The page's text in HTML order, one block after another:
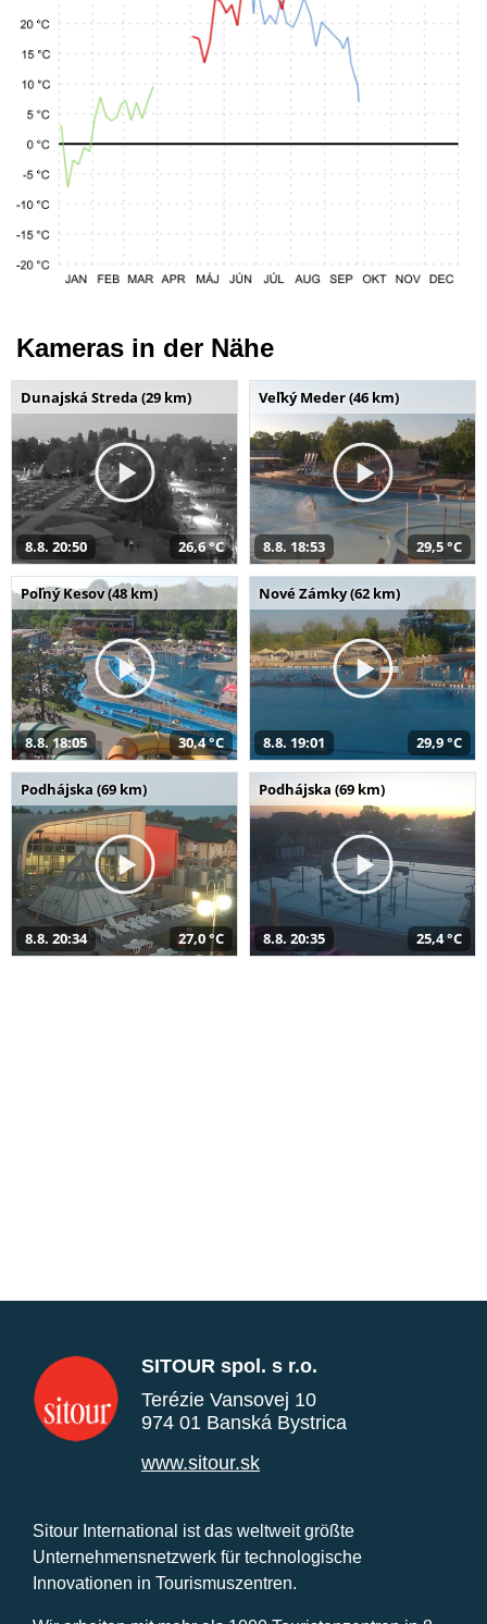
Kameras in der Nähe
Dunajská Streda (29 km)
8.8. 20:50 26,6 °C
Veľký Meder (46 km)
8.8. 18:53 29,5 °C
Poľný Kesov (48 km)
8.8. 18:05 30,4 °C
Nové Zámky (62 km)
8.8. 19:01 29,9 °C
Podhájska (69 km)
8.8. 20:34 27,0 °C
Podhájska (69 km)
8.8. 20:35 25,4 °C
SITOUR spol. s r.o.
Terézie Vansovej 10
974 01 Banská Bystrica
www.sitour.sk
Sitour International ist das weltweit größte
Unternehmensnetzwerk für technologische
Innovationen in Tourismuszentren.